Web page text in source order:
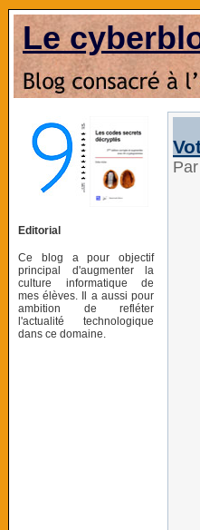
Le
Editorial
Ce blog a pour objectif
principal d'augmenter la
culture informatique de
mes élèves. Il a aussi pour
ambition de refléter
l'actualité technologique
dans ce domaine.